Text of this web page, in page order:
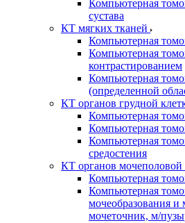
Компьютерная
сустава
КТ мягких тканей
Компьютерная
Компьютерная
контрастированием
Компьютерная
(определенной
КТ органов грудной
Компьютерная
Компьютерная
Компьютерная
средостения
КТ органов мочеполовой
Компьютерная
Компьютерная
мочеобразования и
мочеточник, м/